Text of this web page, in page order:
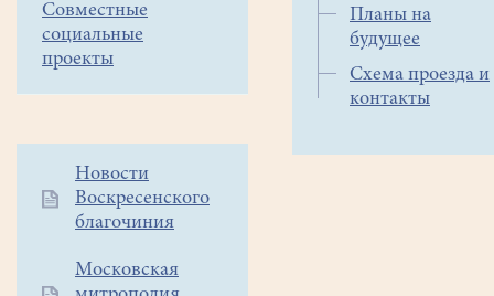
Совместные
социальные
проекты
Дополнительное
меню
Новости
Воскресенского
благочиния
Московская
Планы на
будущее
Схема проезда и
контакты